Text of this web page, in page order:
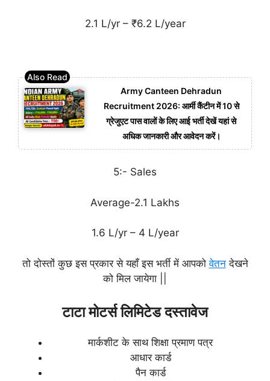
2.1 L/yr – ₹6.2 L/year
Army Canteen Dehradun
Recruitment 2026: आर्मी कैंटीन में 10 से
ग्रेजुएट पास वालों के लिए आई भर्ती देखें यहां से
अधिक जानकारी और आवेदन करें।
5:- Sales
Average-2.1 Lakhs
1.6 L/yr – 4 L/year
तो दोस्तों कुछ इस प्रकार से यहाँ इस भर्ती में आपकोवेतनदेखने
को मिल जायेगा ||
टाटा मोटर्स लिमिटेड दस्तावेज
मार्कशीट के साथ शिक्षा प्रमाण पत्र
आधार कार्ड
पैन कार्ड